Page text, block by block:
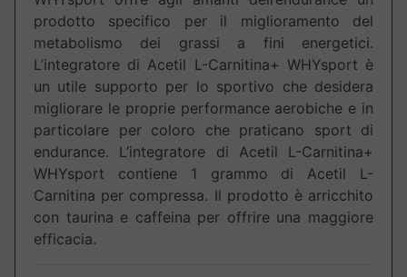
prodotto specifico per il miglioramento del
metabolismo dei grassi a fini energetici.
L’integratore di Acetil L-Carnitina+ WHYsport è
un utile supporto per lo sportivo che desidera
migliorare le proprie performance aerobiche e in
particolare per coloro che praticano sport di
endurance. L’integratore di Acetil L-Carnitina+
WHYsport contiene 1 grammo di Acetil L-
Carnitina per compressa. Il prodotto è arricchito
con taurina e caffeina per offrire una maggiore
efficacia.